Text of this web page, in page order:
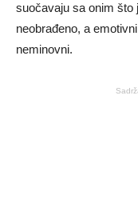
suočavaju sa onim što
neobrađeno, a
neminovni.